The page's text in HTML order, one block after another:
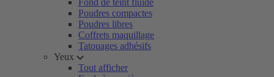
Fond de teint fluide
Poudres compactes
Poudres libres
Coffrets maquillage
Tatouages adhésifs
Yeux
Tout afficher